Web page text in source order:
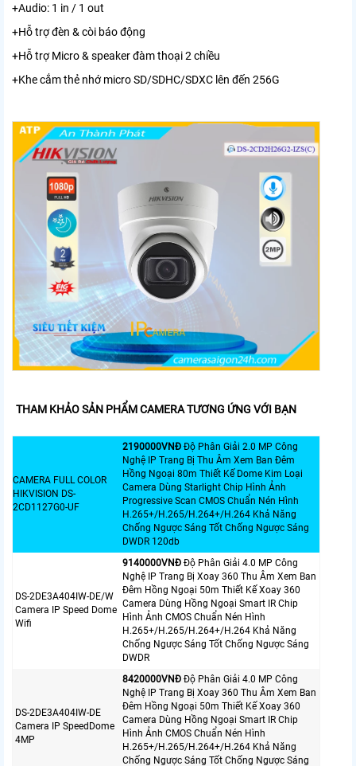
+Audio: 1 in / 1 out
+Hỗ trợ đèn & còi báo động
+Hỗ trợ Micro & speaker đàm thoại 2 chiều
+Khe cắm thẻ nhớ micro SD/SDHC/SDXC lên đến 256G
THAM KHẢO SẢN PHẨM CAMERA TƯƠNG ỨNG VỚI BẠN
CAMERA FULL COLOR
HIKVISION DS-
2CD1127G0-UF
2190000VNÐ Độ Phân Giải 2.0 MP Công
Nghệ IP Trang Bị Thu Âm Xem Ban Đêm
Hồng Ngoại 80m Thiết Kế Dome Kim Loại
Camera Dùng Starlight Chip Hình Ảnh
Progressive Scan CMOS Chuẩn Nén Hình
H.265+/H.265/H.264+/H.264 Khả Năng
Chống Ngược Sáng Tốt Chống Ngược Sáng
DWDR 120db
DS-2DE3A404IW-DE/W
Camera IP Speed Dome
Wifi
9140000VNÐ Độ Phân Giải 4.0 MP Công
Nghệ IP Trang Bị Xoay 360 Thu Âm Xem Ban
Đêm Hồng Ngoại 50m Thiết Kế Xoay 360
Camera Dùng Hồng Ngoại Smart IR Chip
Hình Ảnh CMOS Chuẩn Nén Hình
H.265+/H.265/H.264+/H.264 Khả Năng
Chống Ngược Sáng Tốt Chống Ngược Sáng
DWDR
DS-2DE3A404IW-DE
Camera IP SpeedDome
4MP
8420000VNÐ Độ Phân Giải 4.0 MP Công
Nghệ IP Trang Bị Xoay 360 Thu Âm Xem Ban
Đêm Hồng Ngoại 50m Thiết Kế Xoay 360
Camera Dùng Hồng Ngoại Smart IR Chip
Hình Ảnh CMOS Chuẩn Nén Hình
H.265+/H.265/H.264+/H.264 Khả Năng
Chống Ngược Sáng Tốt Chống Ngược Sáng